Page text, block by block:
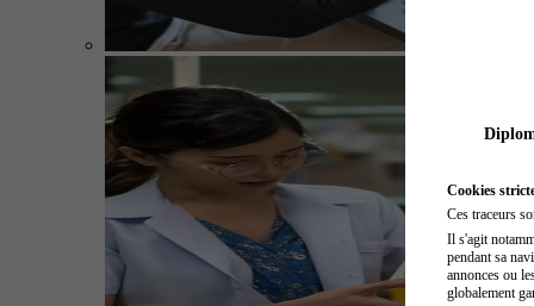
Cookies
Ces traceurs
Il s'agit
pendant sa
annonces ou
globalement